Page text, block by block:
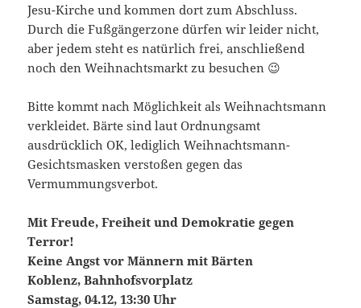
Jesu-Kirche und kommen dort zum Abschluss.
Durch die Fußgängerzone dürfen wir leider nicht,
aber jedem steht es natürlich frei, anschließend
noch den Weihnachtsmarkt zu besuchen 😉
Bitte kommt nach Möglichkeit als Weihnachtsmann
verkleidet. Bärte sind laut Ordnungsamt
ausdrücklich OK, lediglich Weihnachtsmann-
Gesichtsmasken verstoßen gegen das
Vermummungsverbot.
Mit Freude, Freiheit und Demokratie gegen
Terror!
Keine Angst vor Männern mit Bärten
Koblenz, Bahnhofsvorplatz
Samstag, 04.12, 13:30 Uhr